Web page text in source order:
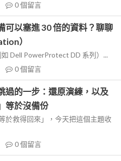
0個留言
可以塞進 30 倍的資料？聊聊
）
Dell PowerProtect DD 系列）...
0個留言
過的一步：還原演練，以及
等於沒備份
於救得回來」，今天把這個主題收
0個留言